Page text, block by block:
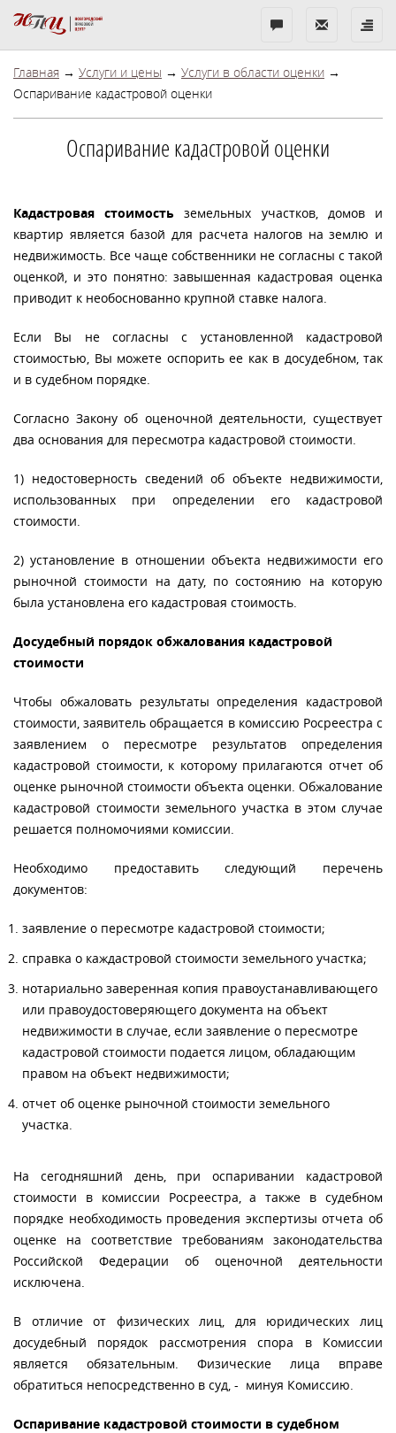
Показать
Бесплатная
Главная → Услуги и цены → Услуги в области оценки →
Оспаривание кадастровой оценки
Оспаривание кадастровой оценки
Кадастровая стоимость земельных участков, домов и
квартир является базой для расчета налогов на землю и
недвижимость. Все чаще собственники не согласны с такой
оценкой, и это понятно: завышенная кадастровая оценка
приводит к необоснованно крупной ставке налога.
Если Вы не согласны с установленной кадастровой
стоимостью, Вы можете оспорить ее как в досудебном, так
и в судебном порядке.
Согласно Закону об оценочной деятельности, существует
два основания для пересмотра кадастровой стоимости.
1) недостоверность сведений об объекте недвижимости,
использованных при определении его кадастровой
стоимости.
2) установление в отношении объекта недвижимости его
рыночной стоимости на дату, по состоянию на которую
была установлена его кадастровая стоимость.
Досудебный порядок обжалования кадастровой
стоимости
Чтобы обжаловать результаты определения кадастровой
стоимости, заявитель обращается в комиссию Росреестра с
заявлением о пересмотре результатов определения
кадастровой стоимости, к которому прилагаются отчет об
оценке рыночной стоимости объекта оценки. Обжалование
кадастровой стоимости земельного участка в этом случае
решается полномочиями комиссии.
Необходимо предоставить следующий перечень
документов:
заявление о пересмотре кадастровой стоимости;
справка о каждастровой стоимости земельного участка;
нотариально заверенная копия правоустанавливающего
или правоудостоверяющего документа на объект
недвижимости в случае, если заявление о пересмотре
кадастровой стоимости подается лицом, обладающим
правом на объект недвижимости;
отчет об оценке рыночной стоимости земельного
участка.
На сегодняшний день, при оспаривании кадастровой
стоимости в комиссии Росреестра, а также в судебном
порядке необходимость проведения экспертизы отчета об
оценке на соответствие требованиям законодательства
Российской Федерации об оценочной деятельности
исключена.
В отличие от физических лиц, для юридических лиц
досудебный порядок рассмотрения спора в Комиссии
является обязательным. Физические лица вправе
обратиться непосредственно в суд, - минуя Комиссию.
Оспаривание кадастровой стоимости в судебном